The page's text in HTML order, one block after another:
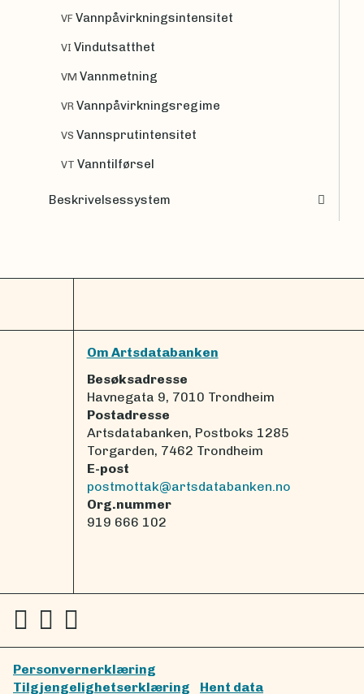
VF Vannpåvirkningsintensitet
VI Vindutsatthet
VM Vannmetning
VR Vannpåvirkningsregime
VS Vannsprutintensitet
VT Vanntilførsel
Beskrivelsessystem
Om Artsdatabanken
Besøksadresse
Havnegata 9, 7010 Trondheim
Postadresse
Artsdatabanken, Postboks 1285
Torgarden, 7462 Trondheim
E-post
postmottak@artsdatabanken.no
Org.nummer
919 666 102
Personvernerklæring
Tilgjengelighetserklæring
Hent data